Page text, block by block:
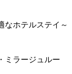
なホテルステイ～
ミラージュルー